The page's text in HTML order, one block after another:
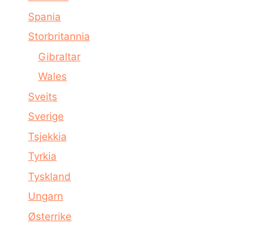
Spania
Storbritannia
Gibraltar
Wales
Sveits
Sverige
Tsjekkia
Tyrkia
Tyskland
Ungarn
Østerrike